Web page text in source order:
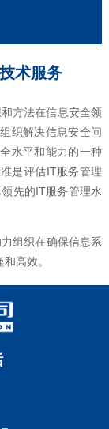
术服务
方法在信息安全领
织解决信息安全问
水平和能力的一种
是评估IT服务管理
先的IT服务管理水
组织在确保信息系
高效。